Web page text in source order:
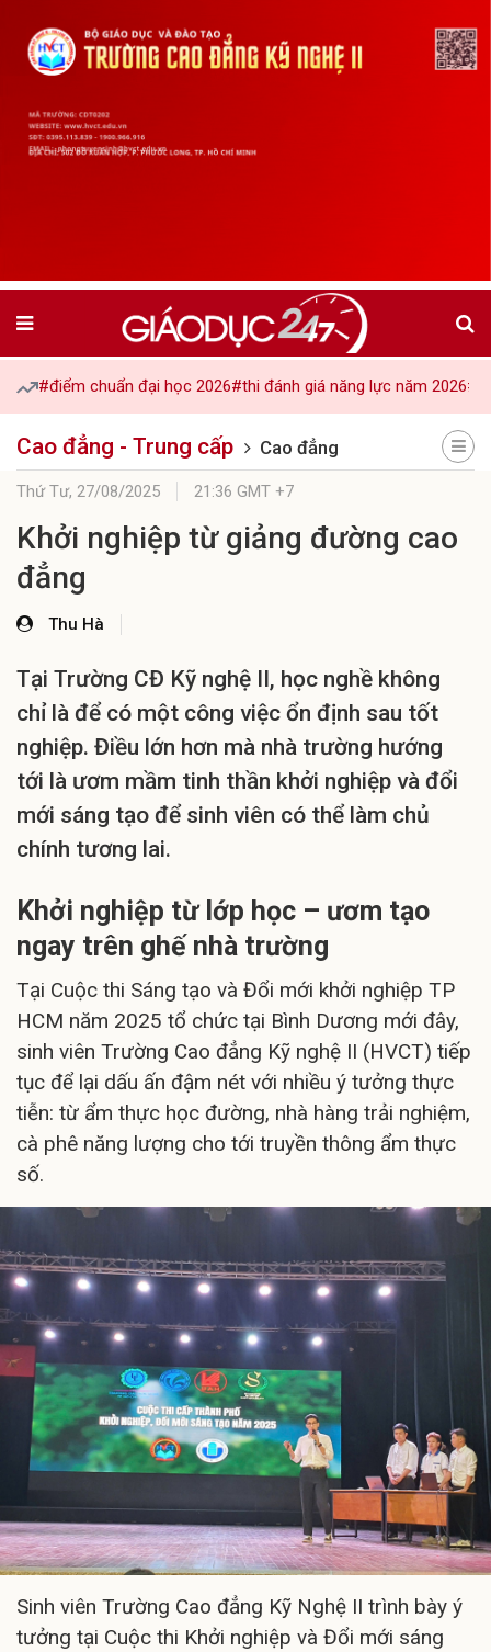
#điểm chuẩn đại học 2026#thi đánh giá năng lực năm 2026
Cao đẳng - Trung cấp Cao đẳng
Thứ Tư, 27/08/2025 21:36 GMT +7
Khởi nghiệp từ giảng đường cao
đẳng
Thu Hà
Tại Trường CĐ Kỹ nghệ II, học nghề không
chỉ là để có một công việc ổn định sau tốt
nghiệp. Điều lớn hơn mà nhà trường hướng
tới là ươm mầm tinh thần khởi nghiệp và đổi
mới sáng tạo để sinh viên có thể làm chủ
chính tương lai.
Khởi nghiệp từ lớp học – ươm tạo
ngay trên ghế nhà trường
Tại Cuộc thi Sáng tạo và Đổi mới khởi nghiệp TP
HCM năm 2025 tổ chức tại Bình Dương mới đây,
sinh viên Trường Cao đẳng Kỹ nghệ II (HVCT) tiếp
tục để lại dấu ấn đậm nét với nhiều ý tưởng thực
tiễn: từ ẩm thực học đường, nhà hàng trải nghiệm,
cà phê năng lượng cho tới truyền thông ẩm thực
số.
Sinh viên Trường Cao đẳng Kỹ Nghệ II trình bày ý
tưởng tại Cuộc thi Khởi nghiệp và Đổi mới sáng